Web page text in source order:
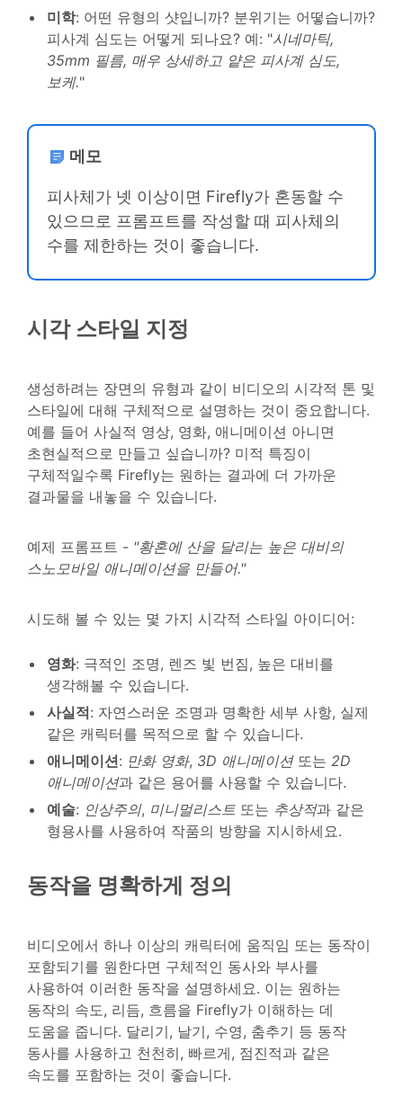
미학: 어떤 유형의 샷입니까? 분위기는 어떻습니까?
피사계 심도는 어떻게 되나요? 예: "시네마틱,
35mm 필름, 매우 상세하고 얕은 피사계 심도,
보케."
메모
피사체가 넷 이상이면 Firefly가 혼동할 수
있으므로 프롬프트를 작성할 때 피사체의
수를 제한하는 것이 좋습니다.
시각 스타일 지정
생성하려는 장면의 유형과 같이 비디오의 시각적 톤 및
스타일에 대해 구체적으로 설명하는 것이 중요합니다.
예를 들어 사실적 영상, 영화, 애니메이션 아니면
초현실적으로 만들고 싶습니까? 미적 특징이
구체적일수록 Firefly는 원하는 결과에 더 가까운
결과물을 내놓을 수 있습니다.
예제 프롬프트 - "황혼에 산을 달리는 높은 대비의
스노모바일 애니메이션을 만들어."
시도해 볼 수 있는 몇 가지 시각적 스타일 아이디어:
영화: 극적인 조명, 렌즈 빛 번짐, 높은 대비를
생각해볼 수 있습니다.
사실적: 자연스러운 조명과 명확한 세부 사항, 실제
같은 캐릭터를 목적으로 할 수 있습니다.
애니메이션: 만화 영화, 3D 애니메이션또는 2D
애니메이션과 같은 용어를 사용할 수 있습니다.
예술: 인상주의, 미니멀리스트 또는 추상적과 같은
형용사를 사용하여 작품의 방향을 지시하세요.
동작을 명확하게 정의
비디오에서 하나 이상의 캐릭터에 움직임 또는 동작이
포함되기를 원한다면 구체적인 동사와 부사를
사용하여 이러한 동작을 설명하세요. 이는 원하는
동작의 속도, 리듬, 흐름을 Firefly가 이해하는 데
도움을 줍니다. 달리기, 날기, 수영, 춤추기 등 동작
동사를 사용하고 천천히, 빠르게, 점진적과 같은
속도를 포함하는 것이 좋습니다.